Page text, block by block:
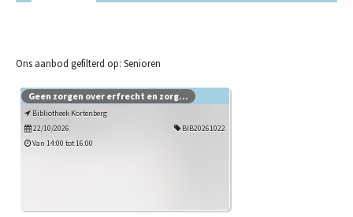
Ons aanbod gefilterd op: Senioren
Geen zorgen over erfrecht en zorg...
Bibliotheek Kortenberg
22/10/2026
BIB20261022
Van 14:00 tot 16:00